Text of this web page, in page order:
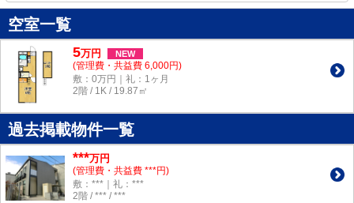
空室一覧
5万円 NEW
(管理費・共益費 6,000円)
敷：0万円｜礼：1ヶ月
2階 / 1K / 19.87㎡
過去掲載物件一覧
***万円
(管理費・共益費 ***円)
敷：***｜礼：***
2階 / *** / ***